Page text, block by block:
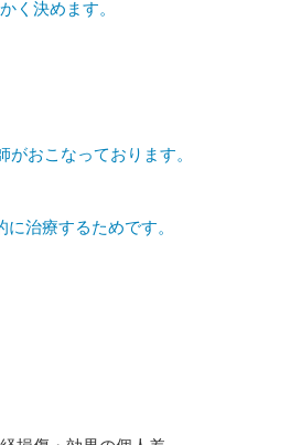
決めます。
おこなっております。
治療するためです。